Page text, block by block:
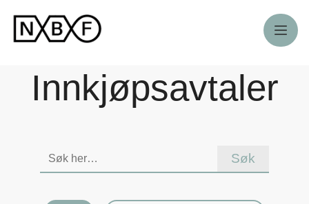
Meny
Innkjøpsavtaler
Søk
på